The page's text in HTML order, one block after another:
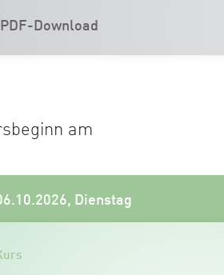
PDF-Download
am
Dienstag